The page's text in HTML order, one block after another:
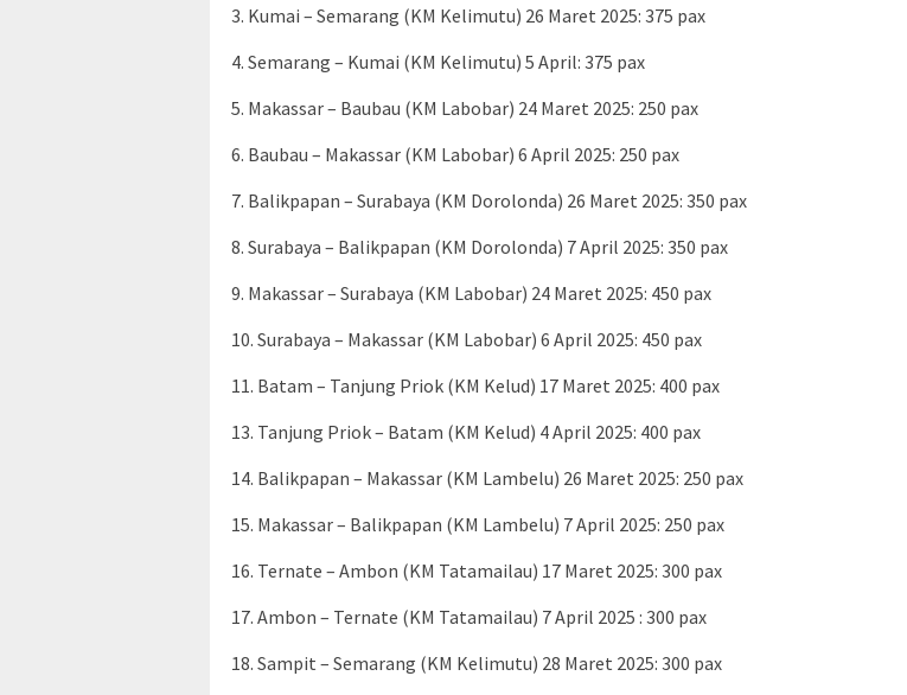
3. Kumai – Semarang (KM Kelimutu) 26 Maret 2025: 375 pax
4. Semarang – Kumai (KM Kelimutu) 5 April: 375 pax
5. Makassar – Baubau (KM Labobar) 24 Maret 2025: 250 pax
6. Baubau – Makassar (KM Labobar) 6 April 2025: 250 pax
7. Balikpapan – Surabaya (KM Dorolonda) 26 Maret 2025: 350 pax
8. Surabaya – Balikpapan (KM Dorolonda) 7 April 2025: 350 pax
9. Makassar – Surabaya (KM Labobar) 24 Maret 2025: 450 pax
10. Surabaya – Makassar (KM Labobar) 6 April 2025: 450 pax
11. Batam – Tanjung Priok (KM Kelud) 17 Maret 2025: 400 pax
13. Tanjung Priok – Batam (KM Kelud) 4 April 2025: 400 pax
14. Balikpapan – Makassar (KM Lambelu) 26 Maret 2025: 250 pax
15. Makassar – Balikpapan (KM Lambelu) 7 April 2025: 250 pax
16. Ternate – Ambon (KM Tatamailau) 17 Maret 2025: 300 pax
17. Ambon – Ternate (KM Tatamailau) 7 April 2025 : 300 pax
18. Sampit – Semarang (KM Kelimutu) 28 Maret 2025: 300 pax